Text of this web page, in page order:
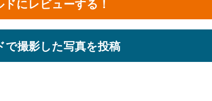
にレビューする！
で撮影した写真を投稿